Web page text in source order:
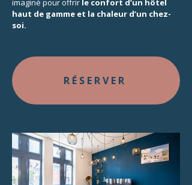
imaginé pour offrir le confort d’un hôtel
haut de gamme et la chaleur d’un chez-
soi.
RÉSERVER